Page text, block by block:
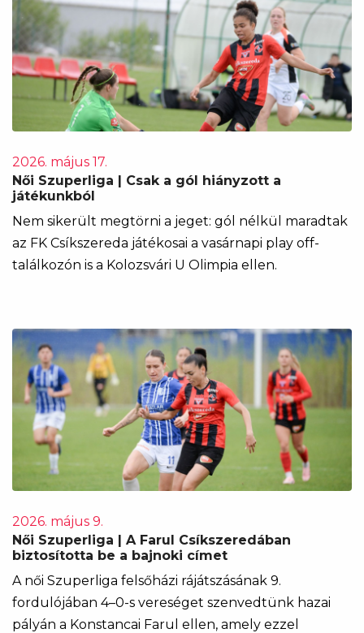
2026. május 17.
Női Szuperliga | Csak a gól hiányzott a
játékunkból
Nem sikerült megtörni a jeget: gól nélkül maradtak
az FK Csíkszereda játékosai a vasárnapi play off-
találkozón is a Kolozsvári U Olimpia ellen.
2026. május 9.
Női Szuperliga | A Farul Csíkszeredában
biztosította be a bajnoki címet
A női Szuperliga felsőházi rájátszásának 9.
fordulójában 4–0-s vereséget szenvedtünk hazai
pályán a Konstancai Farul ellen, amely ezzel